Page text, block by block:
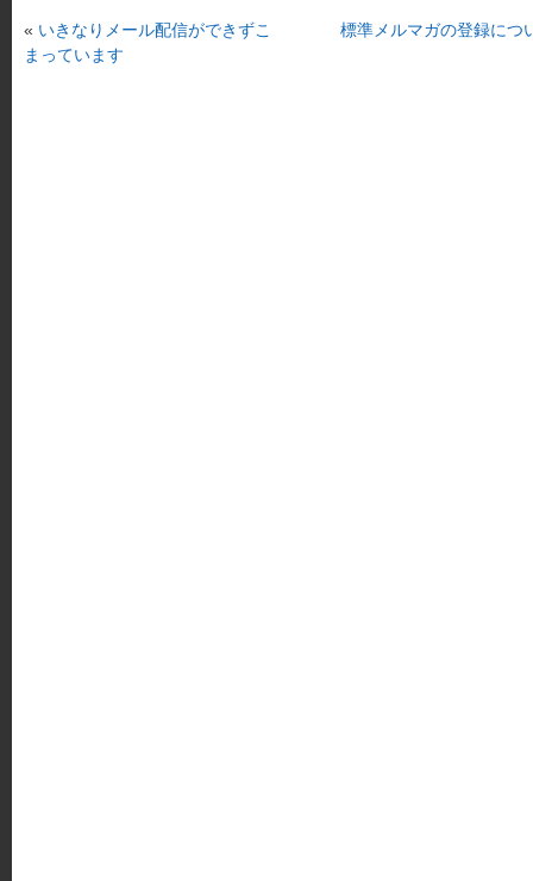
« いきなりメール配信ができずこ
まっています
標準メルマガの登録につ